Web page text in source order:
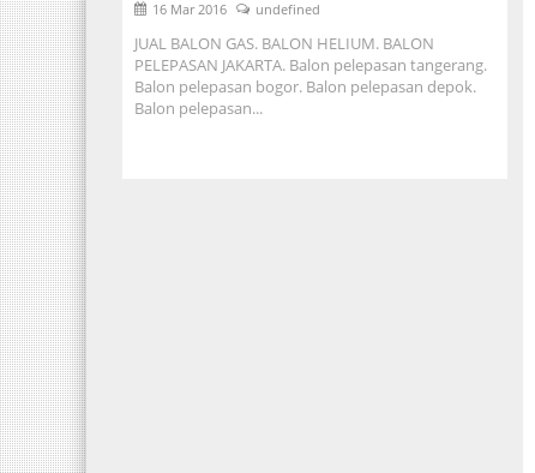
16 Mar 2016 undefined
JUAL BALON GAS. BALON HELIUM. BALON
PELEPASAN JAKARTA. Balon pelepasan tangerang.
Balon pelepasan bogor. Balon pelepasan depok.
Balon pelepasan...